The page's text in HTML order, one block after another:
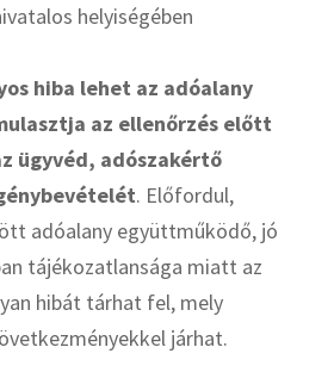
helyiségében
hiba lehet az adóalany
az ellenőrzés előtt
ügyvéd, adószakértő
. Előfordul,
adóalany együttműködő, jó
tájékozatlansága miatt az
hibát tárhat fel, mely
járhat.